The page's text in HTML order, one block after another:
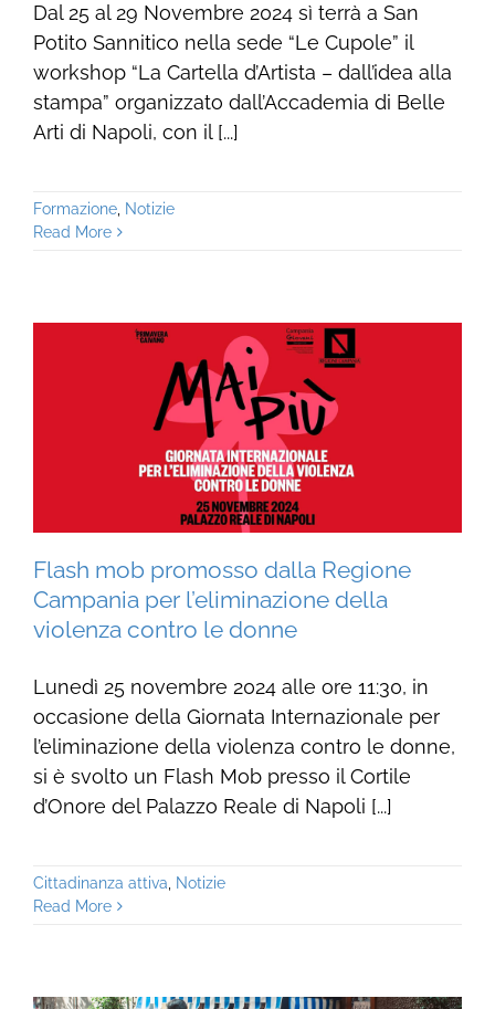
Dal 25 al 29 Novembre 2024 sì terrà a San
Potito Sannitico nella sede “Le Cupole” il
workshop “La Cartella d’Artista – dall’idea alla
stampa” organizzato dall’Accademia di Belle
Arti di Napoli, con il [...]
Formazione, Notizie
Read More
Flash mob promosso dalla Regione
Campania per l’eliminazione della
violenza contro le donne
Lunedì 25 novembre 2024 alle ore 11:30, in
occasione della Giornata Internazionale per
l’eliminazione della violenza contro le donne,
si è svolto un Flash Mob presso il Cortile
d’Onore del Palazzo Reale di Napoli [...]
Cittadinanza attiva
Notizie
Read More